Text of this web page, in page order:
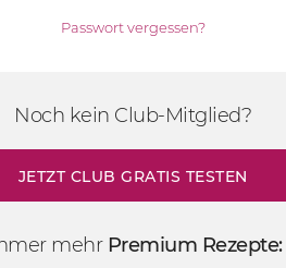
Passwort vergessen?
Noch kein Club-Mitglied?
JETZT CLUB GRATIS TESTEN
mehr Premium Rezepte: